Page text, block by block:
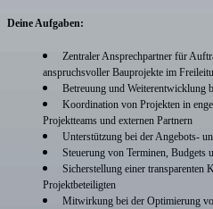
Deine Aufgaben:
Zentraler Ansprechpartner für
anspruchsvoller Bauprojekte im
Betreuung und Weiterentwicklung
Koordination von Projekten in
Projektteams und externen Partnern
Unterstützung bei der Angebots-
Steuerung von Terminen, Budgets
Sicherstellung einer transparenten
Projektbeteiligten
Mitwirkung bei der Optimierung